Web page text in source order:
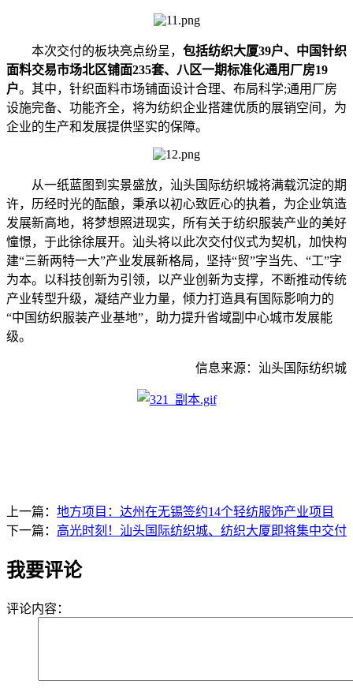
本次交付的板块亮点纷呈， 包括纺织大厦39户、中国针织
面料交易市场北区铺面235套、八区一期标准化通用厂房19
户。其中，针织面料市场铺面设计合理、布局科学;通用厂房
设施完备、功能齐全，将为纺织企业搭建优质的展销空间，为
企业的生产和发展提供坚实的保障。
从一纸蓝图到实景盛放，汕头国际纺织城将满载沉淀的期
许，历经时光的酝酿，秉承以初心致匠心的执着，为企业筑造
发展新高地，将梦想照进现实，所有关于纺织服装产业的美好
憧憬，于此徐徐展开。汕头将以此次交付仪式为契机，加快构
建“三新两特一大”产业发展新格局，坚持“贸”字当先、“工”字
为本。以科技创新为引领，以产业创新为支撑，不断推动传统
产业转型升级，凝结产业力量，倾力打造具有国际影响力的
“中国纺织服装产业基地”，助力提升省域副中心城市发展能
级。
信息来源：汕头国际纺织城
上一篇： 地方项目：达州在无锡签约14个轻纺服饰产业项目
下一篇： 高光时刻！汕头国际纺织城、纺织大厦即将集中交付
我要评论
评论内容：